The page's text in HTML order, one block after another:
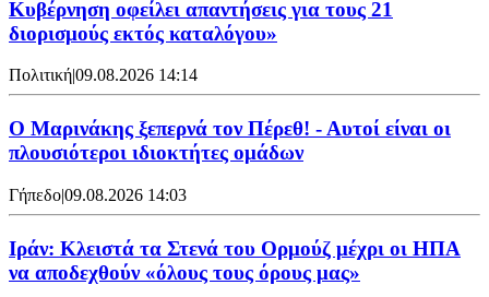
Κυβέρνηση οφείλει απαντήσεις για τους 21
διορισμούς εκτός καταλόγου»
Πολιτική09.08.2026 14:14
Ο Μαρινάκης ξεπερνά τον Πέρεθ! - Αυτοί είναι οι
πλουσιότεροι ιδιοκτήτες ομάδων
Γήπεδο|09.08.2026 14:03
Ιράν: Κλειστά τα Στενά του Ορμούζ μέχρι οι ΗΠΑ
να αποδεχθούν «όλους τους όρους μας»